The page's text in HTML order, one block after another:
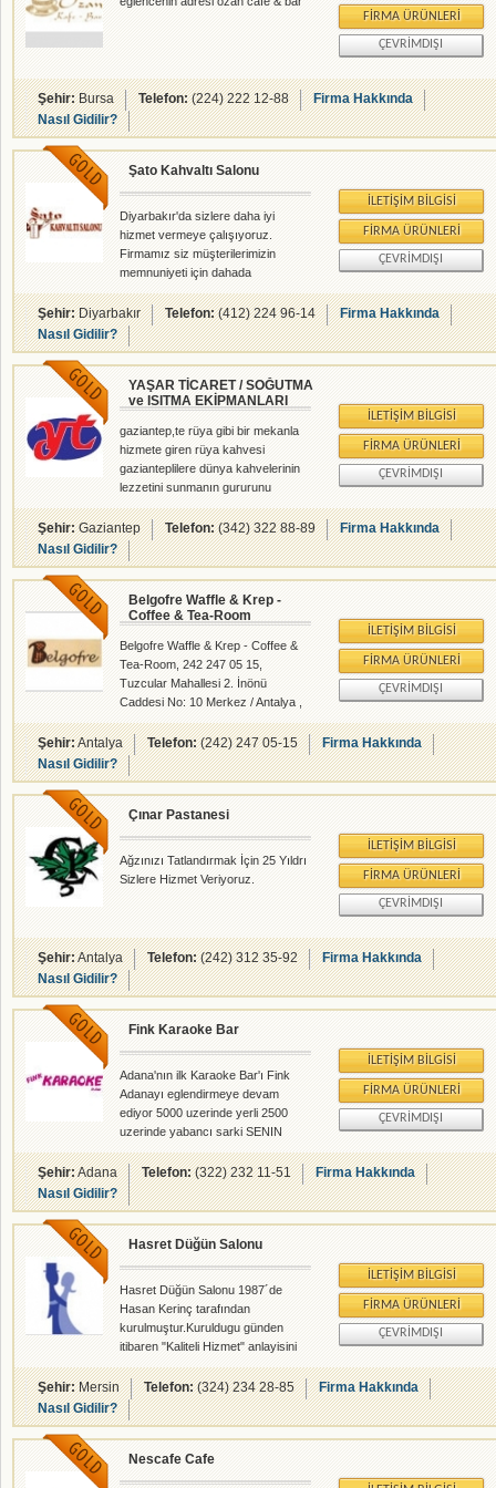
FIRMA ÜRÜNLERI
ÇEVRIMDIŞI
Şehir:Bursa Telefon:(224) 222 12-88
Firma Hakkında
Nasıl Gidilir?
Şato Kahvaltı Salonu
Diyarbakır'da sizlere daha iyi
hizmet vermeye çalışıyoruz.
Firmamız siz müşterilerimizin
memnuniyeti için dahada
ilerlemektedir.
İLETIŞIM BILGISI
FIRMA ÜRÜNLERI
ÇEVRIMDIŞI
Şehir:Diyarbakır Telefon:(412) 224 96-14
Firma Hakkında
Nasıl Gidilir?
YAŞAR TİCARET / SOĞUTMA
ve ISITMA EKİPMANLARI
gaziantep,te rüya gibi bir mekanla
hizmete giren rüya kahvesi
gazianteplilere dünya kahvelerinin
lezzetini sunmanın gururunu
yaşamaktadır. mekan kalitesi
hizmet prensipleri ve mönü
zenginliği ile müşterine kalite
çizgisini çığ gibi büyütmektedir
İLETIŞIM BILGISI
FIRMA ÜRÜNLERI
ÇEVRIMDIŞI
Şehir:Gaziantep Telefon:(342) 322 88-89
Firma Hakkında
Nasıl Gidilir?
Belgofre Waffle & Krep -
Coffee & Tea-Room
Belgofre Waffle & Krep - Coffee &
Tea-Room, 242 247 05 15,
Tuzcular Mahallesi 2. İnönü
Caddesi No: 10 Merkez / Antalya ,
Cafeler - Pastahaneler -
rehberalem.com alanlarında faliyet
gösteren firmamızdır.
İLETIŞIM BILGISI
FIRMA ÜRÜNLERI
ÇEVRIMDIŞI
Şehir:Antalya Telefon:(242) 247 05-15
Firma Hakkında
Nasıl Gidilir?
Çınar Pastanesi
Ağzınızı Tatlandırmak İçin 25 Yıldrı
Sizlere Hizmet Veriyoruz.
İLETIŞIM BILGISI
FIRMA ÜRÜNLERI
ÇEVRIMDIŞI
Şehir:Antalya Telefon:(242) 312 35-92
Firma Hakkında
Nasıl Gidilir?
Fink Karaoke Bar
Adana'nın ilk Karaoke Bar'ı Fink
Adanayı eglendirmeye devam
ediyor 5000 uzerinde yerli 2500
uzerinde yabancı sarki SENIN
SESIN SENIN SARKIN diledigin gibi
soyle. adana da baska subemiz
yoktur....
İLETIŞIM BILGISI
FIRMA ÜRÜNLERI
ÇEVRIMDIŞI
Şehir:Adana Telefon:(322) 232 11-51
Firma Hakkında
Nasıl Gidilir?
Hasret Düğün Salonu
Hasret Düğün Salonu 1987´de
Hasan Kerinç tarafından
kurulmuştur.Kuruldugu günden
itibaren "Kaliteli Hizmet" anlayisini
ilke olarak benimseyen Hasret
Dügün Salonu Mersin halkina
hizmet vermeye devam
etmektedir.Mersinin ilk Düğün
Salonları arasında yer alan Hasret
Düğün Salonu, 22 yılık tecrübesiyle
nerdeyse ceyrek asirlik bir sirket
İLETIŞIM BILGISI
FIRMA ÜRÜNLERI
ÇEVRIMDIŞI
Şehir:Mersin Telefon:(324) 234 28-85
Firma Hakkında
Nasıl Gidilir?
Nescafe Cafe